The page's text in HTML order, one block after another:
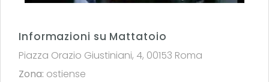
Informazioni su Mattatoio
Piazza Orazio Giustiniani, 4, 00153 Roma
Zona: ostiense